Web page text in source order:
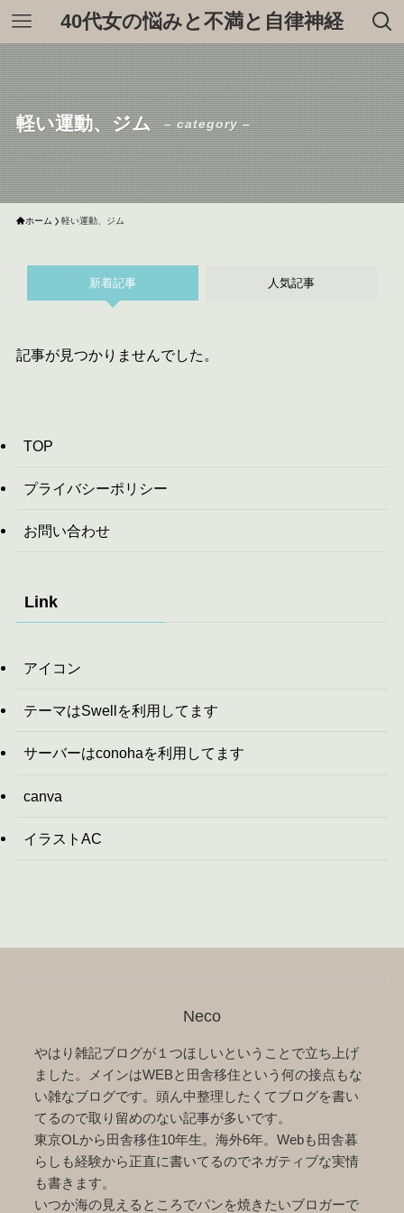
40代女の悩みと不満と自律神経
軽い運動、ジム – category –
ホーム 軽い運動、ジム
新着記事 人気記事
記事が見つかりませんでした。
TOP
プライバシーポリシー
お問い合わせ
Link
アイコン
テーマはSwellを利用してます
サーバーはconohaを利用してます
canva
イラストAC
Neco
やはり雑記ブログが１つほしいということで立ち上げ
ました。メインはWEBと田舎移住という何の接点もな
い雑なブログです。頭ん中整理したくてブログを書い
てるので取り留めのない記事が多いです。
東京OLから田舎移住10年生。海外6年。Webも田舎暮
らしも経験から正直に書いてるのでネガティブな実情
も書きます。
いつか海の見えるところでパンを焼きたいブロガーで